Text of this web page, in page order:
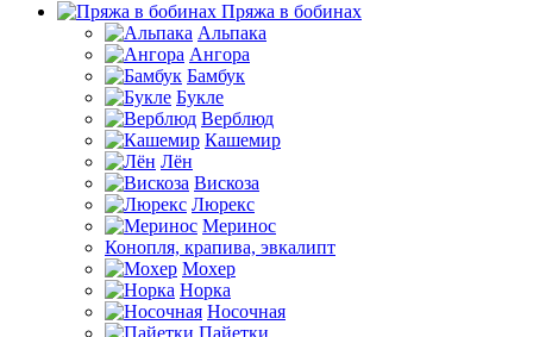
Пряжа в бобинах
Альпака
Ангора
Бамбук
Букле
Верблюд
Кашемир
Лён
Вискоза
Люрекс
Меринос
Конопля, крапива, эвкалипт
Мохер
Норка
Носочная